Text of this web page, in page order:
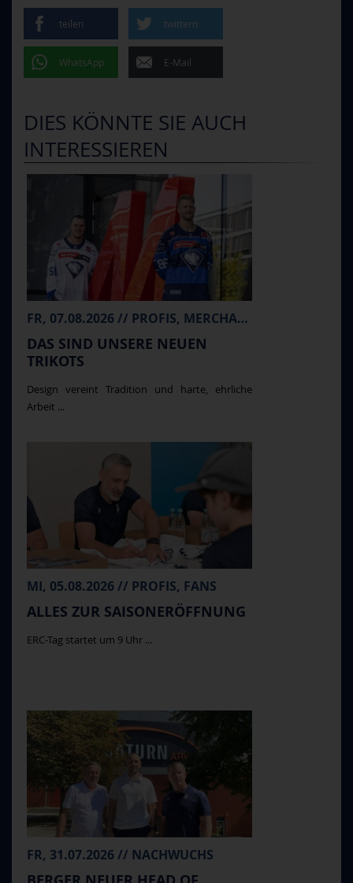
teilen twittern
WhatsApp E-Mail
DIES KÖNNTE SIE AUCH
INTERESSIEREN
FR, 07.08.2026 // PROFIS, MERCHANDISE
DAS SIND UNSERE NEUEN
TRIKOTS
Design vereint Tradition und harte, ehrliche
Arbeit ...
MI, 05.08.2026 // PROFIS, FANS
ALLES ZUR SAISONERÖFFNUNG
ERC-Tag startet um 9 Uhr ...
FR, 31.07.2026 // NACHWUCHS